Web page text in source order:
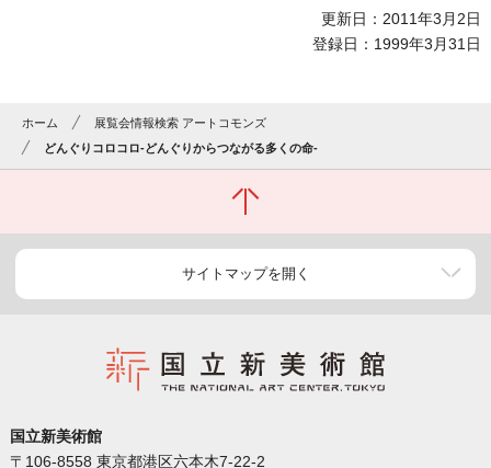
更新日：2011年3月2日
登録日：1999年3月31日
ホーム
展覧会情報検索 アートコモンズ
どんぐりコロコロ-どんぐりからつながる多くの命-
サイトマップを開く
国立新美術館
〒106-8558 東京都港区六本木7-22-2